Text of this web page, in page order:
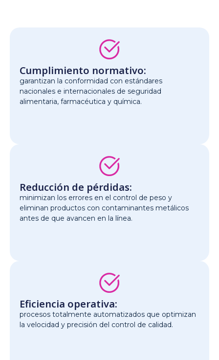
Cumplimiento normativo:
garantizan la conformidad con estándares
nacionales e internacionales de seguridad
alimentaria, farmacéutica y química.
Reducción de pérdidas:
minimizan los errores en el control de peso y
eliminan productos con contaminantes metálicos
antes de que avancen en la línea.
Eficiencia operativa:
procesos totalmente automatizados que optimizan
la velocidad y precisión del control de calidad.